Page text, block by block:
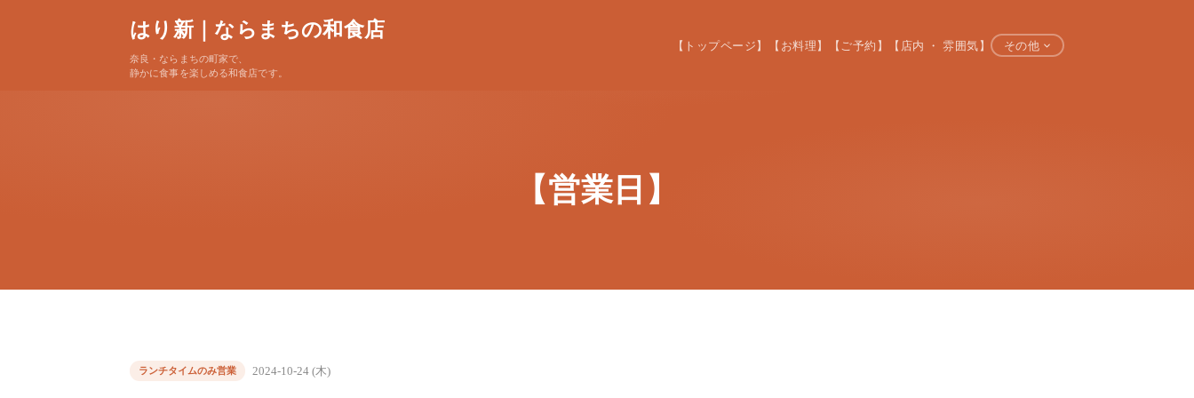
はり新｜ならまちの和食店
奈良・ならまちの町家で、
静かに食事を楽しめる和食店です。
【トップページ】 【お料理】 【ご予約】 【店内 ・ 雰囲気】 その他
【営業日】
ランチタイムのみ営業 2024-10-24 (木)